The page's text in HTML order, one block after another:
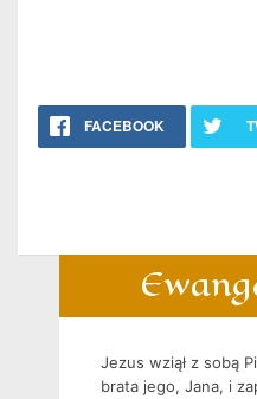
FACEBOOK
Jezus wziął z sobą
brata jego, Jana, i